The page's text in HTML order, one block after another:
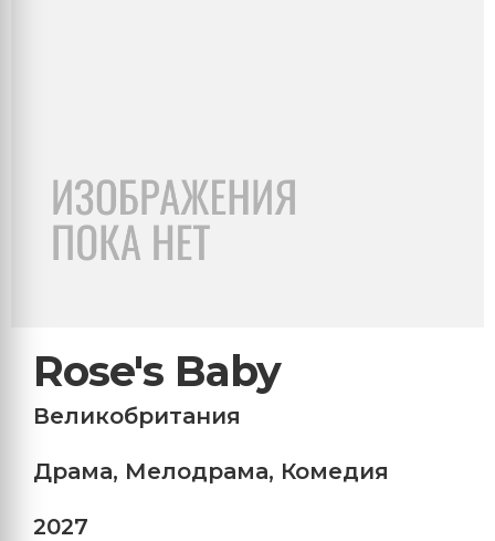
Rose's Baby
Великобритания
Драма, Мелодрама, Комедия
2027